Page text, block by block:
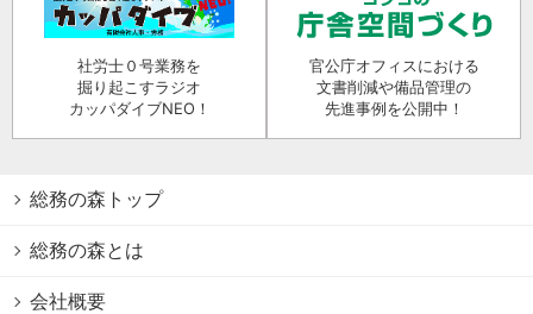
社労士０号業務を
掘り起こすラジオ
カッパダイブNEO！
官公庁オフィスにおける
文書削減や備品管理の
先進事例を公開中！
総務の森トップ
総務の森とは
会社概要